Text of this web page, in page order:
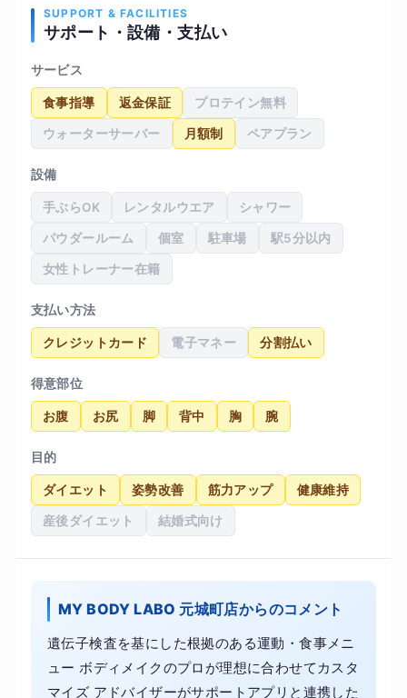
SUPPORT & FACILITIES
サポート・設備・支払い
サービス
食事指導 返金保証 プロテイン無料
ウォーターサーバー 月額制 ペアプラン
設備
手ぶらOK レンタルウエア シャワー
パウダールーム 個室 駐車場 駅5分以内
女性トレーナー在籍
支払い方法
クレジットカード 電子マネー 分割払い
得意部位
お腹 お尻 脚 背中 胸 腕
目的
ダイエット 姿勢改善 筋力アップ 健康維持
産後ダイエット 結婚式向け
MY BODY LABO 元城町店からのコメント
遺伝子検査を基にした根拠のある運動・食事メニ
ュー ボディメイクのプロが理想に合わせてカスタ
マイズ アドバイザーがサポートアプリと連携した